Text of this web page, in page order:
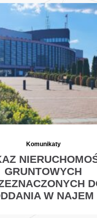
Komunikaty
GRUNTOWYCH
W NAJEM